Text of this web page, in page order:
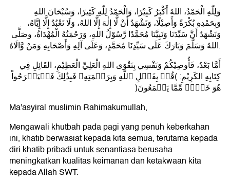
وَلِلّٰهِ الْحَمْدُ، اللهُ أَكْبَرُ كَبِيْرًا، وَالْحَمْدُ لِلّٰهِ كَثِيرًا، وَسُبْحَانَ اللهِ
وَبِحَمْدِهِ بُكْرَةً وَأَصِيْلًا، وَنَشْهَدُ أَنْ لَّا إِلٰهَ إِلَّا اللهُ، وَلَا نَعْبُدُ إِلَّا إِيَّاهُ،
وَنَشْهَدُ أَنَّ سَيِّدَنَا وَنَبِيَّنَا مُحَمَّدًا رَّسُوْلُ اللهِ، وَرَحْمَتُهُ الْمُهْدَاةُ، وصَلَّى
اللهُ وَسَلَّمَ وَبَارَكَ عَلَى سَيِّدِنَا مُحَمَّدٍ، وَعَلَى آلِهِ وَأَصْحَابِهِ وَمَنْ وَّالَاهُ.
أَمَّا بَعْدُ، فَأُوصِيْكُمْ وَنَفْسِي بِتَقْوَى اللهِ الْعَلِيِّ الْعَظِيْمِ، القَائِلِ فِي
كِتَابِهِ الكَرِيْمِ: (قُلۡ بِفَضۡلِ ٱللَّهِ وَبِرَحۡمَتِهِۦ فَبِذَٰلِكَ فَلۡيَفۡرَحُواْ
هُوَ خَيۡرٞ مِّمَّا يَجۡمَعُونَ)
Ma'asyiral muslimin Rahimakumullah,
Mengawali khutbah pada pagi yang penuh keberkahan
ini, khatib berwasiat kepada kita semua, terutama kepada
diri khatib pribadi untuk senantiasa berusaha
meningkatkan kualitas keimanan dan ketakwaan kita
kepada Allah SWT.